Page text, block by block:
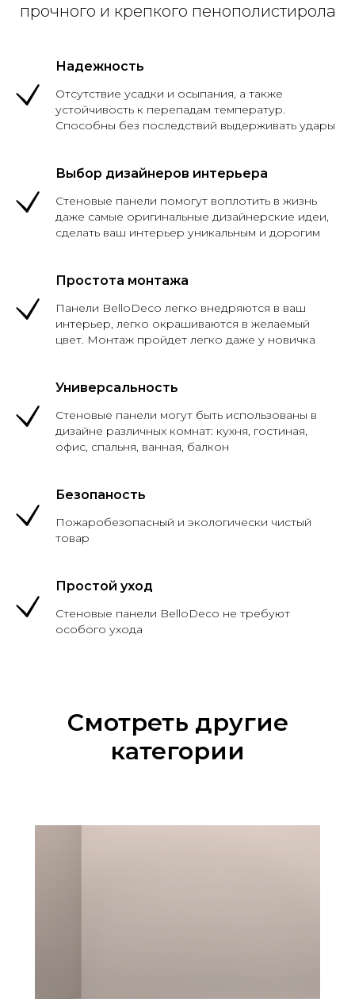
прочного и крепкого пенополистирола
Надежность
Отсутствие усадки и осыпания, а также
устойчивость к перепадам температур.
Способны без последствий выдерживать удары
Выбор дизайнеров интерьера
Стеновые панели помогут воплотить в жизнь
даже самые оригинальные дизайнерские идеи,
сделать ваш интерьер уникальным и дорогим
Простота монтажа
Панели BelloDeco легко внедряются в ваш
интерьер, легко окрашиваются в желаемый
цвет. Монтаж пройдет легко даже у новичка
Универсальность
Стеновые панели могут быть использованы в
дизайне различных комнат: кухня, гостиная,
офис, спальня, ванная, балкон
Безопаность
Пожаробезопасный и экологически чистый
товар
Простой уход
Стеновые панели BelloDeco не требуют
особого ухода
Смотреть другие
категории